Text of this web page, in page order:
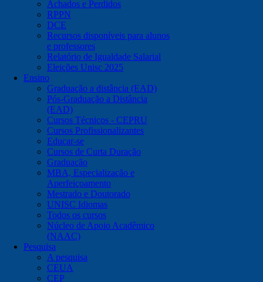
Achados e Perdidos
RPPN
DCE
Recursos disponíveis para alunos
e professores
Relatório de Igualdade Salarial
Eleições Unisc 2025
Ensino
Graduação a distância (EAD)
Pós-Graduação a Distância
(EAD)
Cursos Técnicos - CEPRU
Cursos Profissionalizantes
Educar-se
Cursos de Curta Duração
Graduação
MBA, Especialização e
Aperfeiçoamento
Mestrado e Doutorado
UNISC Idiomas
Todos os cursos
Núcleo de Apoio Acadêmico
(NAAC)
Pesquisa
A pesquisa
CEUA
CEP